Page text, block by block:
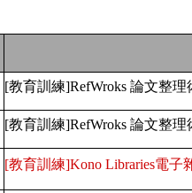
[教育訓練]RefWroks 論文整
[教育訓練]RefWroks 論文整
[教育訓練]Kono Libraries電子